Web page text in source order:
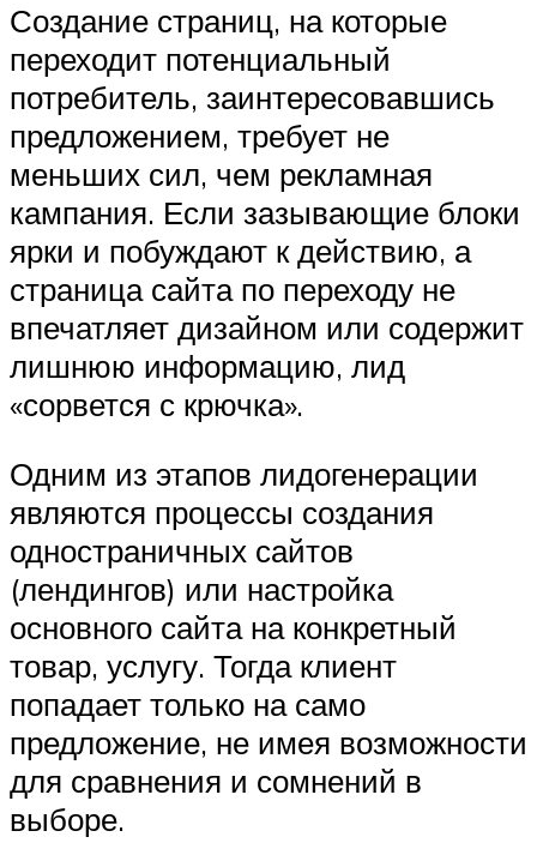
Создание страниц, на которые
переходит потенциальный
потребитель, заинтересовавшись
предложением, требует не
меньших сил, чем рекламная
кампания. Если зазывающие блоки
ярки и побуждают к действию, а
страница сайта по переходу не
впечатляет дизайном или содержит
лишнюю информацию, лид
«сорвется с крючка».
Одним из этапов лидогенерации
являются процессы создания
одностраничных сайтов
(лендингов) или настройка
основного сайта на конкретный
товар, услугу. Тогда клиент
попадает только на само
предложение, не имея возможности
для сравнения и сомнений в
выборе.